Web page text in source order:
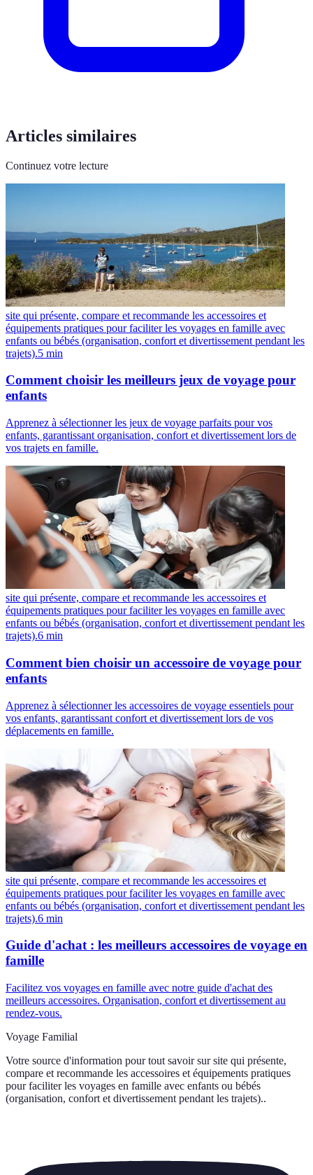
Articles similaires
Continuez votre lecture
site qui présente, compare et recommande les accessoires et
équipements pratiques pour faciliter les voyages en famille avec
enfants ou bébés (organisation, confort et divertissement pendant les
trajets).5 min
Comment choisir les meilleurs jeux de voyage pour
enfants
Apprenez à sélectionner les jeux de voyage parfaits pour vos
enfants, garantissant organisation, confort et divertissement lors de
vos trajets en famille.
site qui présente, compare et recommande les accessoires et
équipements pratiques pour faciliter les voyages en famille avec
enfants ou bébés (organisation, confort et divertissement pendant les
trajets).6 min
Comment bien choisir un accessoire de voyage pour
enfants
Apprenez à sélectionner les accessoires de voyage essentiels pour
vos enfants, garantissant confort et divertissement lors de vos
déplacements en famille.
site qui présente, compare et recommande les accessoires et
équipements pratiques pour faciliter les voyages en famille avec
enfants ou bébés (organisation, confort et divertissement pendant les
trajets).6 min
Guide d'achat : les meilleurs accessoires de voyage en
famille
Facilitez vos voyages en famille avec notre guide d'achat des
meilleurs accessoires. Organisation, confort et divertissement au
rendez-vous.
Voyage Familial
Votre source d'information pour tout savoir sur site qui présente,
compare et recommande les accessoires et équipements pratiques
pour faciliter les voyages en famille avec enfants ou bébés
(organisation, confort et divertissement pendant les trajets)..